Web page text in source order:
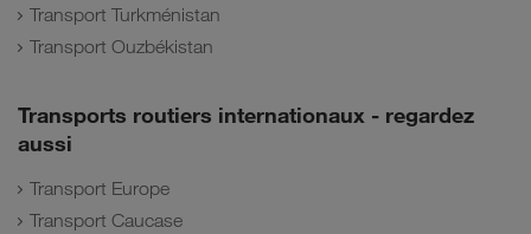
Transport Turkménistan
Transport Ouzbékistan
Transports routiers internationaux - regardez
aussi
Transport Europe
Transport Caucase